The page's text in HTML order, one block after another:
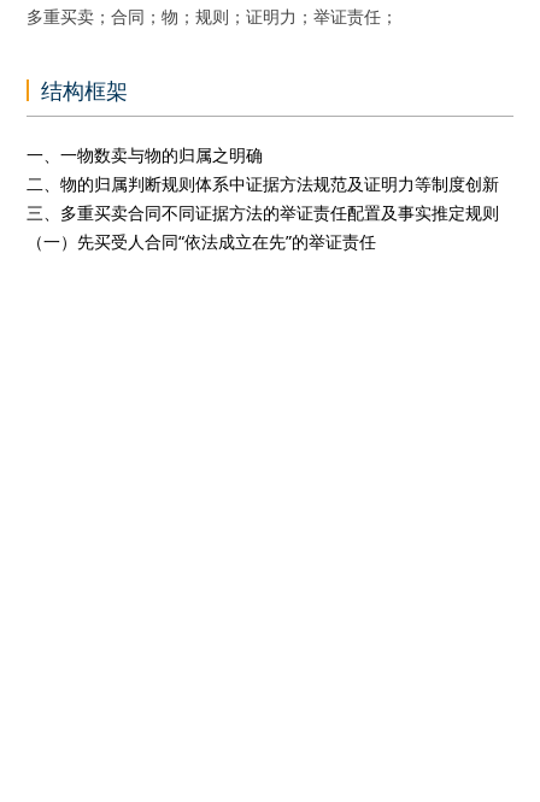
多重买卖；合同；物；规则；证明力；举证责任；
结构框架
一、一物数卖与物的归属之明确
二、物的归属判断规则体系中证据方法规范及证明力等制度创新
三、多重买卖合同不同证据方法的举证责任配置及事实推定规则
（一）先买受人合同“依法成立在先”的举证责任